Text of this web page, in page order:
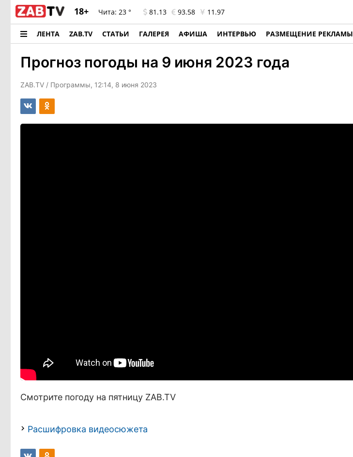
18+ Чита: 23 ° 81.13 93.58 11.97
ЛЕНТА ZAB.TV СТАТЬИ ГАЛЕРЕЯ АФИША ИНТЕРВЬЮ РАЗМЕЩЕНИЕ РЕКЛАМЫ
Прогноз погоды на 9 июня 2023 года
ZAB.TV / Программы, 12:14, 8 июня 2023
Смотрите погоду на пятницу ZAB.TV
Расшифровка видеосюжета